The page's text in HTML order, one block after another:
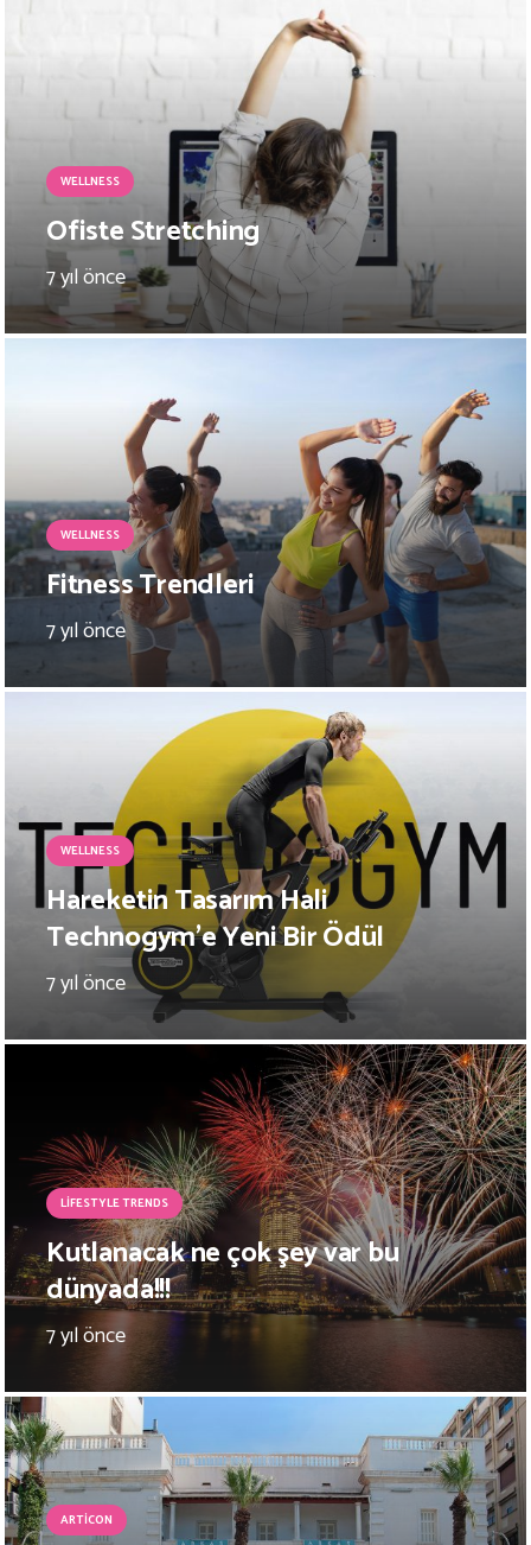
WELLNESS
Ofiste Stretching
7 yıl önce
WELLNESS
Fitness Trendleri
7 yıl önce
WELLNESS
Hareketin Tasarım Hali
Technogym’e Yeni Bir Ödül
7 yıl önce
LIFESTYLE TRENDS
Kutlanacak ne çok şey var bu
dünyada!!!
7 yıl önce
ARTICON